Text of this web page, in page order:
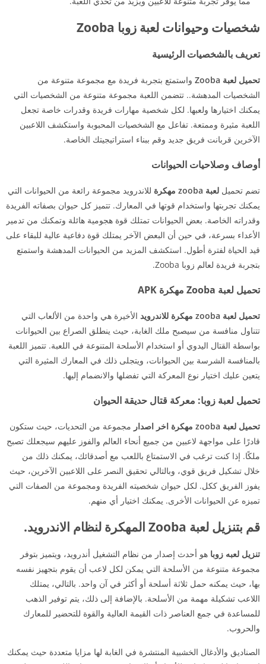
شخصيات وحيوانات لعبة زوبا Zooba
تعريف بالشخصيات الرئيسية
تحميل لعبة Zooba
واستمتع بتجربة فريدة مع مجموعة متنوعة من
الشخصيات المدهشة.. تتضمن اللعبة مجموعة متنوعة من الشخصيات التي
يمكنك اختيارها ولعبها. لكل شخصية مهارات فريدة وقدرات خاصة تجعل
اللعبة مثيرة وممتعة. تفاعل مع الشخصيات المحبوبة واستكشف اللاعبين
الآخرين قربانت فريق جديد وقم ببناء استراتيجيتك الخاصة.
أوصاف وصلاحيات الحيوانات
تضم تحميل لعبة zooba مهكرة
للاندرويد مجموعة رائعة من الحيوانات التي
يمكنك تجربتها واستخدام قوتها في المعارك. تتميز كل حيوان بصفاته الفريدة
وقدراته الخاصة. بعض الحيوانات تمتلك قوة هجومية هائلة وتمكنك من تدمير
الأعداء بسرعة، في حين أن البعض الآخر يمتلك قوة دفاعية عالية للبقاء على
قيد الحياة لفترة أطول. استكشف المزيد من الحيوانات المدهشة واستمتع
بتجربة فريدة لعالم زوبا Zooba.
تحميل لعبة Zooba مهكرة APK
تحميل لعبة zooba مهكرة للاندرويد
الأخيرة هي واحدة من الألعاب التي
تتناول منافسة من سيصبح ملك الغابة، حيث ينطلق الصراع بين الحيوانات
بواسطة القتال اليدوي أو استخدام الأسلحة المتنوعة في اللعبة. تتميز اللعبة
بالمنافسة الشرسة بين الحيوانات، ويتجلى ذلك في المعارك المثيرة التي
يتعين عليك اختيار نوع المعركة التي تفضلها والانضمام إليها.
تحميل لعبة زوبا: معركة قتال حديقة الحيوان
تحميل لعبة zooba مهكرة اخر اصدار
مجموعة من التحديات، حيث ستكون
قادرًا على مواجهة لاعبين من جميع أنحاء العالم والفوز عليهم سيجعلك تصبح
ملكًا. إذا كنت ترغب في الاستمتاع باللعب مع أصدقائك، يمكنك ذلك من
خلال تشكيل فريق قوي، وبالتالي تحقيق النصر على اللاعبين الآخرين، حيث
يفوز الفريق ككل. لكل حيوان شخصيته الفريدة ومجموعة من الصفات التي
تميزه عن الحيوانات الأخرى. يمكنك اختيار أي منهم.
قم بتنزيل لعبة Zooba المهكرة لنظام الاندرويد.
تنزيل لعبه زوبا هو أحدث إصدار من نظام التشغيل أندرويد، ويتميز بتوفر
مجموعة متنوعة من الأسلحة التي يمكن لكل لاعب أن يقوم بتجهيز نفسه
بها، حيث يمكنه حمل ثلاثة أسلحة أو أكثر في آن واحد. بالتالي، يمتلك
اللاعب تشكيلة مهمة من الأسلحة. بالإضافة إلى ذلك، يتم توفير الذهب
للمساعدة في جمع العناصر ذات القيمة العالية والقوة للتحضير للمعارك
والحروب.
الصناديق والأدغال الخشبية المنتشرة في الغابة لها مزايا متعددة حيث يمكنك